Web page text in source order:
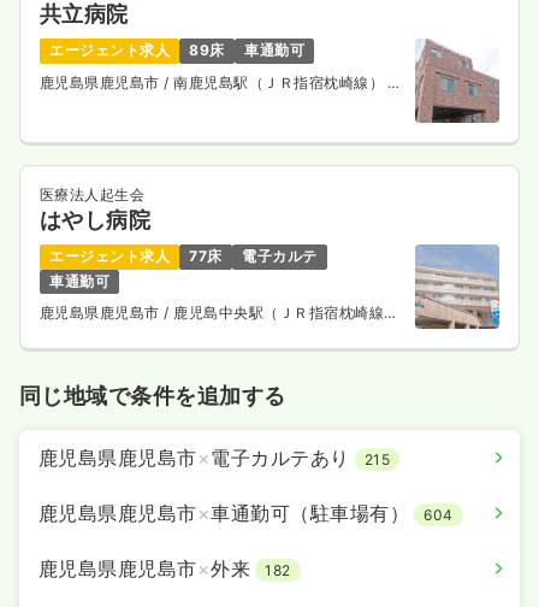
共立病院
エージェント求人 89床
車通勤可
鹿児島県鹿児島市 / 南鹿児島駅（ＪＲ指宿枕崎線） 徒
医療法人起生会
はやし病院
エージェント求人 77床
電子カルテ
車通勤可
鹿児島県鹿児島市/ 鹿児島中央駅（ＪＲ指宿枕崎線）
同じ地域で条件を追加する
鹿児島県鹿児島市×電子カルテあり 215
鹿児島県鹿児島市×車通勤可（駐車場有） 604
鹿児島県鹿児島市×外来 182